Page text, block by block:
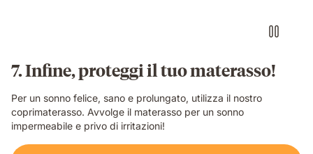
7. Infine, proteggi il tuo materasso!
Per un sonno felice, sano e prolungato, utilizza il nostro
coprimaterasso. Avvolge il materasso per un sonno
impermeabile e privo di irritazioni!